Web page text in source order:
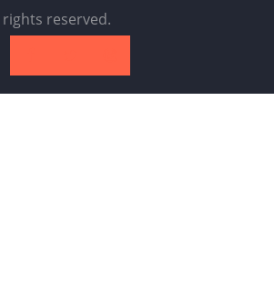
rights reserved.